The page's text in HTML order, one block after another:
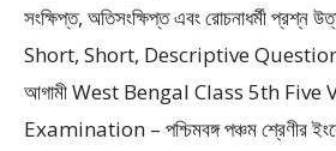
সংক্ষিপ্ত, অতিসংক্ষিপ্ত এবং রোচনাধর্মী
Short, Short, Descriptive
আগামী West Bengal Class 5th Five
Examination – পশ্চিমবঙ্গ পঞ্চম শ্রেণীর